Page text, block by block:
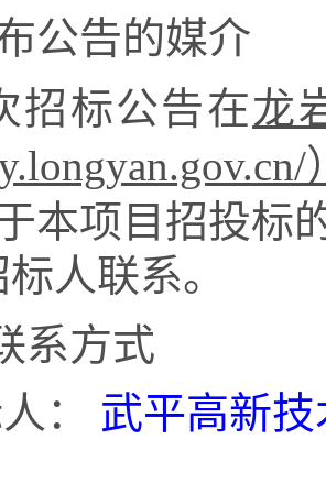
公告的媒介
招标公告在龙
本项目招投标
人联系。
系方式
：
武平高新